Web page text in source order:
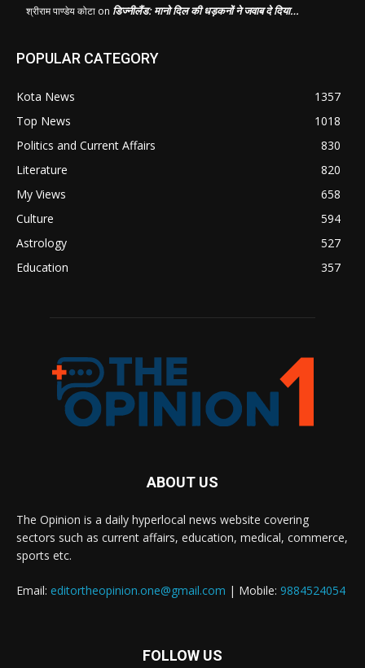
श्रीराम पाण्डेय कोटा on डिज्नीलैंड: मानो दिल की धड़कनों ने जवाब दे दिया…
POPULAR CATEGORY
Kota News
1357
Top News
1018
Politics and Current Affairs
830
Literature
820
My Views
658
Culture
594
Astrology
527
Education
357
ABOUT US
The Opinion is a daily hyperlocal news website covering
sectors such as current affairs, education, medical, commerce,
sports etc.
Email: editortheopinion.one@gmail.com | Mobile: 9884524054
FOLLOW US